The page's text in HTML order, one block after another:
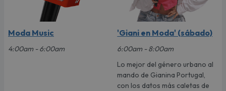
Moda Music
4:00am - 6:00am
'Giani en Moda' (sábado)
6:00am - 8:00am
Lo mejor del género urbano al
mando de Gianina Portugal,
con los datos más caletas de